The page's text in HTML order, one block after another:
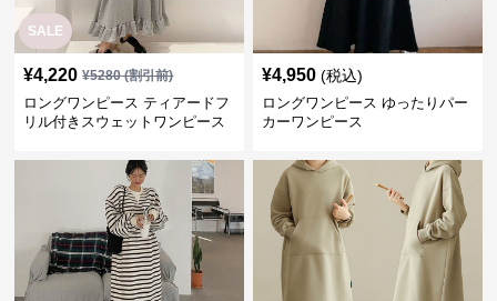
SALE
¥4,220 ¥5280(割引前)
ロングワンピース ティアードフ
リル付きスウェットワンピース
¥4,950 (税込)
ロングワンピース ゆったりパー
カーワンピース